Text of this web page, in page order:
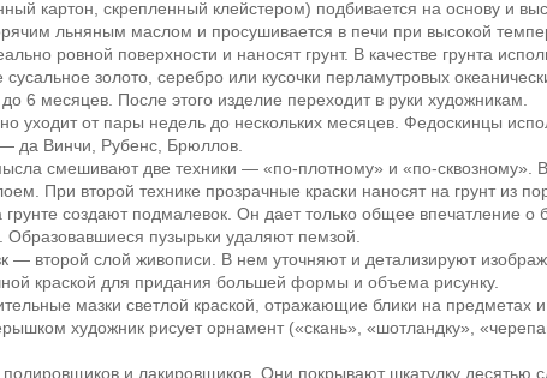
картон, скрепленный клейстером) подбивается на основу и
льняным маслом и просушивается в печи при высокой
ровной поверхности и наносят грунт. В качестве грунта
сусальное золото, серебро или кусочки перламутровых
6 месяцев. После этого изделие переходит в руки художникам.
уходит от пары недель до нескольких месяцев. Федоскинцы
да Винчи, Рубенс, Брюллов.
смешивают две техники — «по-плотному» и «по-сквозному».
При второй технике прозрачные краски наносят на грунт из
создают подмалевок. Он дает только общее впечатление
Образовавшиеся пузырьки удаляют пемзой.
— второй слой живописи. В нем уточняют и детализируют
краской для придания большей формы и объема рисунку.
мазки светлой краской, отражающие блики на предметах
художник рисует орнамент («скань», «шотландку»,
полировщиков и лакировщиков. Они покрывают шкатулку